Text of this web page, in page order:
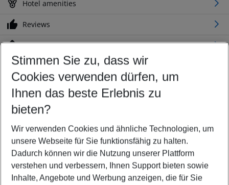
Hotel amenities
Reviews
Location
Customize your offer
Find the perfect deal which suits your best
Your departure airport
Any airport
Select your date range
11/08/26–09/08/27 5-8 nights
Who will travel
2 adults No children
Stimmen Sie zu, dass wir
Cookies verwenden dürfen, um
Ihnen das beste Erlebnis zu
bieten?
Wir verwenden Cookies und ähnliche Technologien, um
unsere Webseite für Sie funktionsfähig zu halten.
Dadurch können wir die Nutzung unserer Plattform
verstehen und verbessern, Ihnen Support bieten sowie
Inhalte, Angebote und Werbung anzeigen, die für Sie